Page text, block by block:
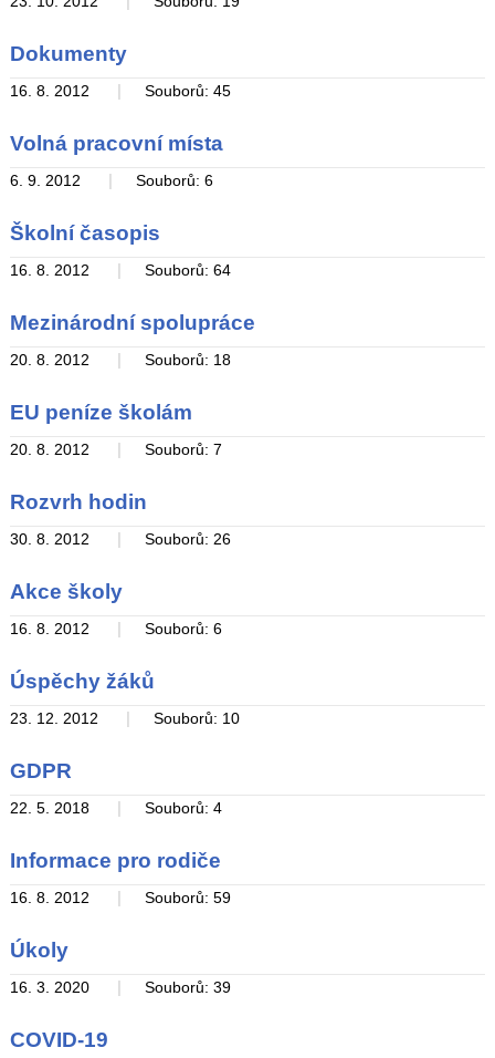
Dokumenty
16. 8. 2012 Souborů: 45
Volná pracovní místa
6. 9. 2012 Souborů: 6
Školní časopis
16. 8. 2012 Souborů: 64
Mezinárodní spolupráce
20. 8. 2012 Souborů: 18
EU peníze školám
20. 8. 2012 Souborů: 7
Rozvrh hodin
30. 8. 2012 Souborů: 26
Akce školy
16. 8. 2012 Souborů: 6
Úspěchy žáků
23. 12. 2012 Souborů: 10
GDPR
22. 5. 2018 Souborů: 4
Informace pro rodiče
16. 8. 2012 Souborů: 59
Úkoly
16. 3. 2020 Souborů: 39
COVID-19